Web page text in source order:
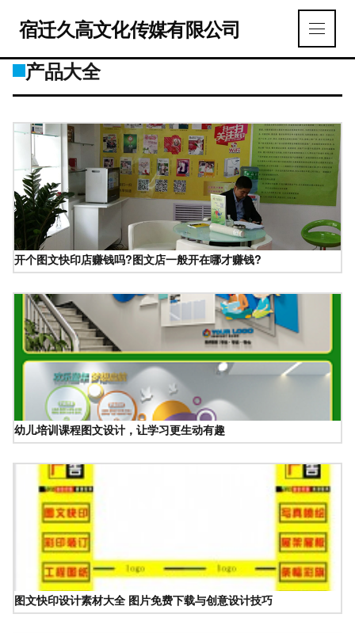
宿迁久高文化传媒有限公司
产品大全
开个图文快印店赚钱吗?图文店一般开在哪才赚钱?
幼儿培训课程图文设计，让学习更生动有趣
图文快印设计素材大全 图片免费下载与创意设计技巧